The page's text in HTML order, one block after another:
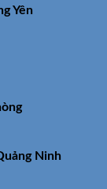
Yên
Ninh